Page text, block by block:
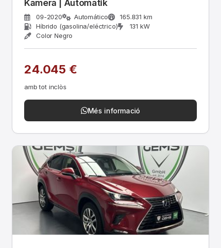
Kamera | Automatik
09-2020 Automático
165.831 km
Híbrido (gasolina/eléctrico)
131 kW
Color Negro
24.045 €
amb tot inclòs
Més informació